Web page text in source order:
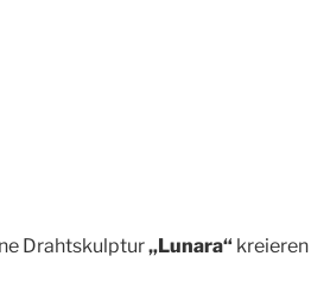
Drahtskulptur„Lunara“ kreieren